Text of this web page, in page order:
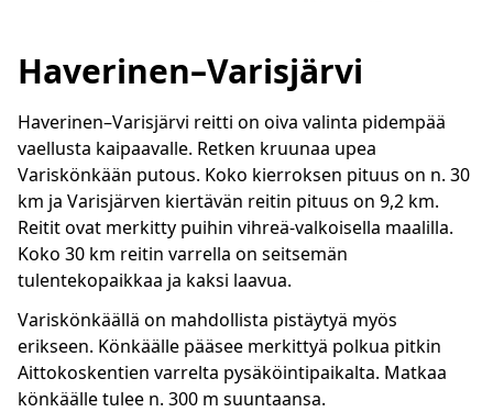
Haverinen–Varisjärvi
Haverinen–Varisjärvi reitti on oiva valinta pidempää
vaellusta kaipaavalle. Retken kruunaa upea
Variskönkään putous. Koko kierroksen pituus on n. 30
km ja Varisjärven kiertävän reitin pituus on 9,2 km.
Reitit ovat merkitty puihin vihreä-valkoisella maalilla.
Koko 30 km reitin varrella on seitsemän
tulentekopaikkaa ja kaksi laavua.
Variskönkäällä on mahdollista pistäytyä myös
erikseen. Könkäälle pääsee merkittyä polkua pitkin
Aittokoskentien varrelta pysäköintipaikalta. Matkaa
könkäälle tulee n. 300 m suuntaansa.